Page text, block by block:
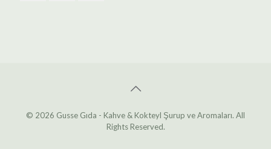
© 2026 Gusse Gıda - Kahve & Kokteyl Şurup ve Aromaları. All
Rights Reserved.